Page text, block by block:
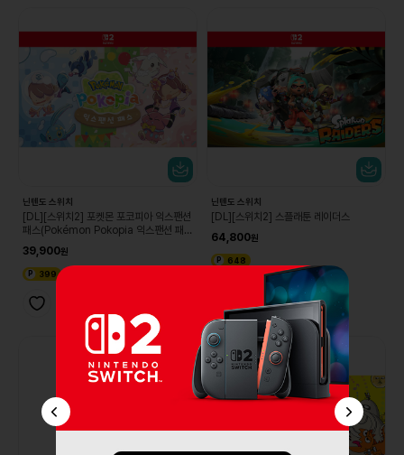
닌텐도 스위치
[DL][스위치2] 포켓몬 포코피아 익스팬션
패스(Pokémon Pokopia 익스팬션 패
39,900
399
닌텐도 스위치
[DL][스위치2] 스플래툰 레이더스
64,800
648